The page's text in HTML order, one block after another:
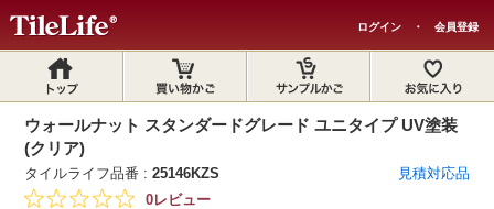
ログイン ・ 会員登録
ウォールナット スタンダードグレード ユニタイプ UV塗装
(クリア)
タイルライフ品番 :25146KZS
見積対応品
0レビュー